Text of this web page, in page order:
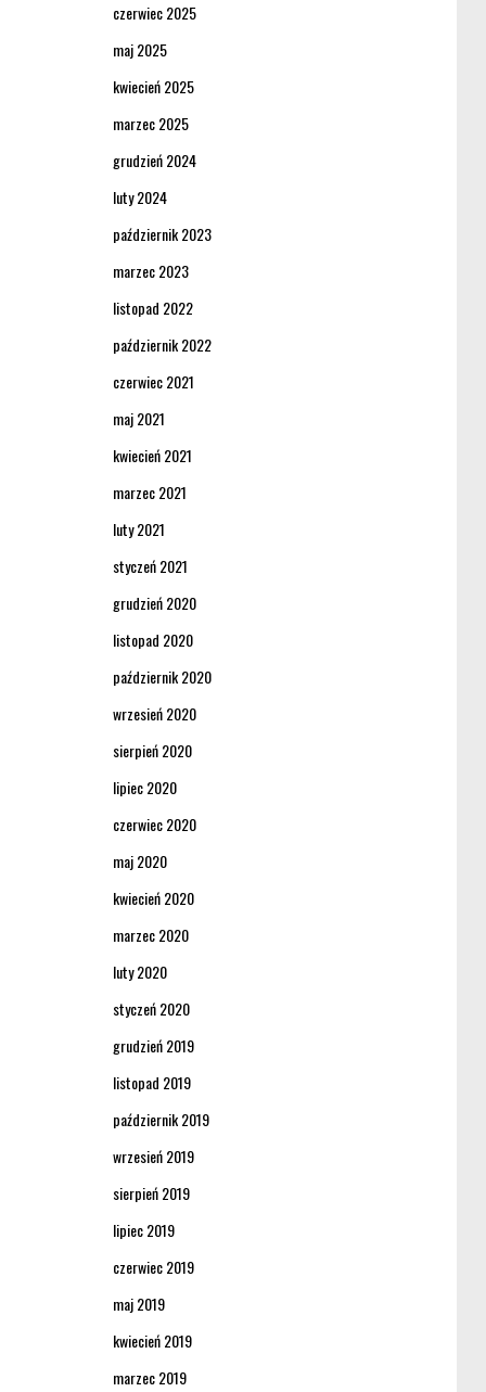
czerwiec 2025
maj 2025
kwiecień 2025
marzec 2025
grudzień 2024
luty 2024
październik 2023
marzec 2023
listopad 2022
październik 2022
czerwiec 2021
maj 2021
kwiecień 2021
marzec 2021
luty 2021
styczeń 2021
grudzień 2020
listopad 2020
październik 2020
wrzesień 2020
sierpień 2020
lipiec 2020
czerwiec 2020
maj 2020
kwiecień 2020
marzec 2020
luty 2020
styczeń 2020
grudzień 2019
listopad 2019
październik 2019
wrzesień 2019
sierpień 2019
lipiec 2019
czerwiec 2019
maj 2019
kwiecień 2019
marzec 2019